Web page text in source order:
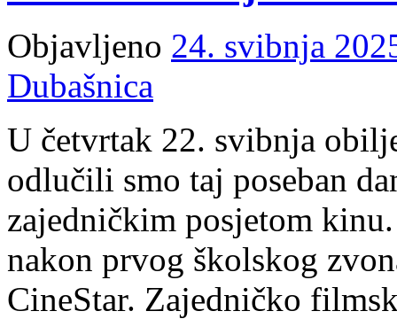
Objavljeno 24. svibnja
Dubašnica
U četvrtak 22. svibnja
odlučili smo taj poseban
zajedničkim posjetom
nakon prvog školskog
CineStar. Zajedničko